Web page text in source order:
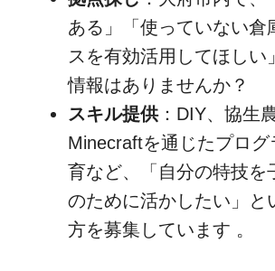
ある」「使っていない倉
スを有効活用してほしい
情報はありませんか？
スキル提供：DIY、協生農
Minecraftを通じたプログ
育など、「自分の特技を
のために活かしたい」と
方を募集しています 。